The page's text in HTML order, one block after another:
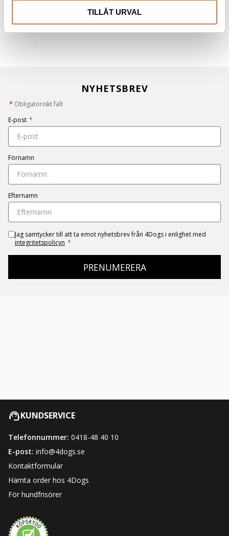
TILLÅT URVAL
NYHETSBREV
* Obligatoriskt fält
E-post *
Förnamn
Efternamn
Jag samtycker till att ta emot nyhetsbrev från 4Dogs i enlighet med
integritetspolicyn *
PRENUMERERA
KUNDSERVICE
Telefonnummer: 0418-48 40 10
E-post: info@4dogs.se
Kontaktformulär
Hämta order hos 4Dogs
För hundfrisörer